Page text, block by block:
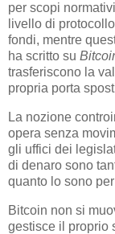
per scopi
livello di
fondi, mentre
ha scritto su
trasferiscono la
propria porta
La nozione
opera senza
gli uffici dei
di denaro sono
quanto lo sono
Bitcoin non si
gestisce il proprio